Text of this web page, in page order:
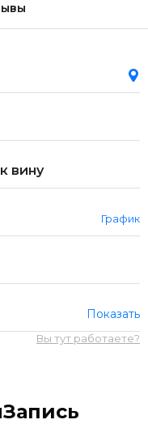
вину
График
Показать
Вы тут работаете?